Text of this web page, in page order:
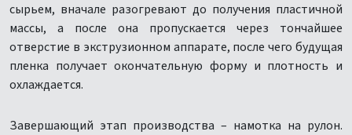
сырьем, вначале разогревают до получения пластичной
массы, а после она пропускается через тончайшее
отверстие в экструзионном аппарате, после чего будущая
пленка получает окончательную форму и плотность и
охлаждается.
Завершающий этап производства – намотка на рулон.